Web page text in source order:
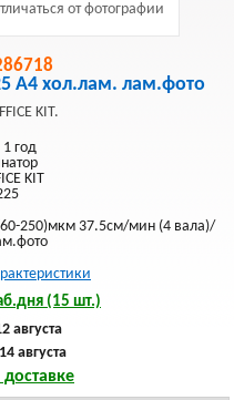
от фотографии
A4 хол.лам. лам.фото
KIT.
1 год
KIT
250)мкм 37.5см/мин (4 вала)/
(15 шт.)
августа
августа